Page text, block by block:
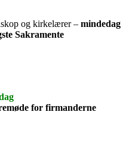
og kirkelærer – mindedag
Sakramente
for firmanderne